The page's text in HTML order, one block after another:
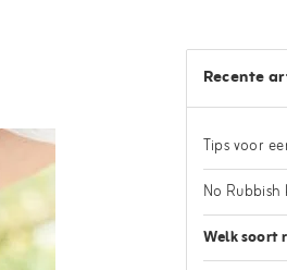
Recente
Tips voor
No
Welk soort